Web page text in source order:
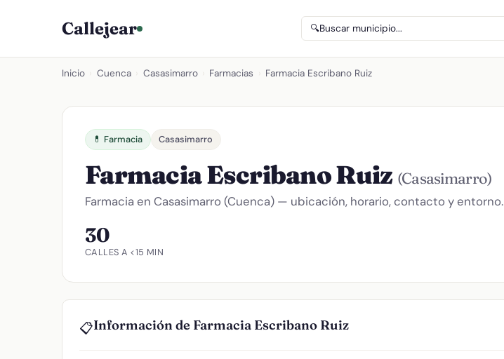
Callejear 🔍Buscar municipio...
Inicio Cuenca Casasimarro Farmacias Farmacia Escribano Ruiz
💊 Farmacia Casasimarro
Farmacia Escribano Ruiz (Casasimarro)
Farmacia en Casasimarro (Cuenca) — ubicación, horario, contacto y entorno.
30
CALLES A <15 MIN
📋Información de Farmacia Escribano Ruiz